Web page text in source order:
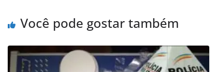
Você pode gostar também